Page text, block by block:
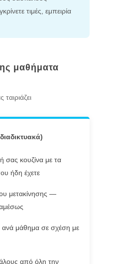
τιμές, εμπειρία
μαθήματα
σας κουζίνα με τα
ήδη έχετε
μετακίνησης —
ανά μάθημα σε σχέση με
από όλη την